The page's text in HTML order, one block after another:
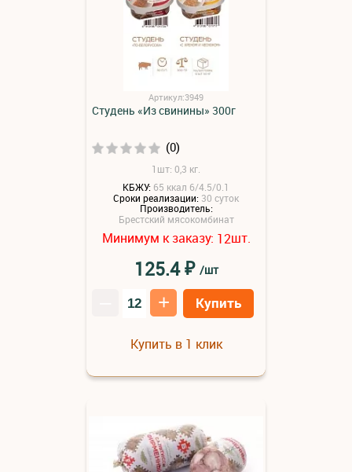
Артикул:3949
Студень «Из свинины» 300г
(0)
1шт: 0,3 кг.
КБЖУ: 65 ккал 6/4.5/0.1
Сроки реализации: 30 суток
Производитель:
Брестский мясокомбинат
Минимум к заказу: 12шт.
125.4₽ /шт
+ Купить
Купить в 1 клик